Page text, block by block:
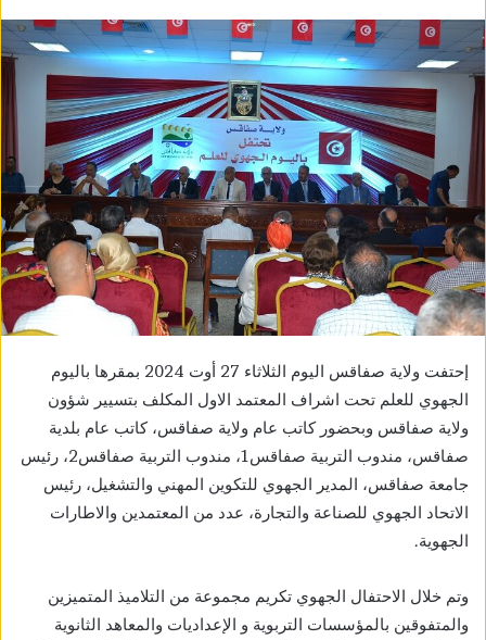
إحتفت ولاية صفاقس اليوم الثلاثاء 27 أوت 2024 بمقرها باليوم
الجهوي للعلم تحت اشراف المعتمد الاول المكلف بتسيير شؤون
ولاية صفاقس وبحضور كاتب عام ولاية صفاقس، كاتب عام بلدية
صفاقس، مندوب التربية صفاقس1، مندوب التربية صفاقس2، رئيس
جامعة صفاقس، المدير الجهوي للتكوين المهني والتشغيل، رئيس
الاتحاد الجهوي للصناعة والتجارة، عدد من المعتمدين والاطارات
الجهوية.
وتم خلال الاحتفال الجهوي تكريم مجموعة من التلاميذ المتميزين
والمتفوقين بالمؤسسات التربوية و الإعداديات والمعاهد الثانوية